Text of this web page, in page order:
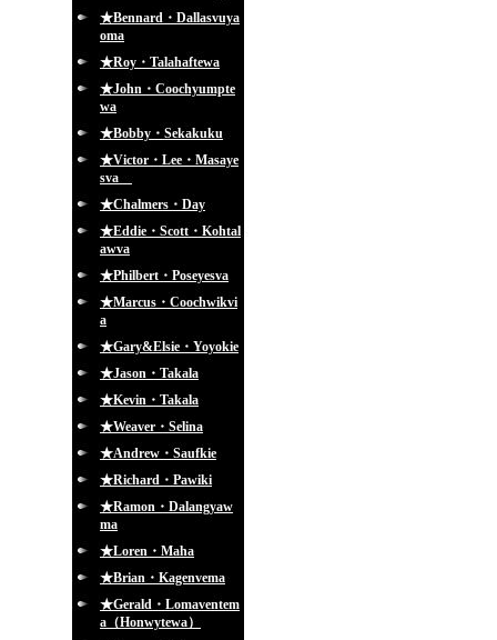
★Bennard・Dallasvuya
oma
★Roy・Talahaftewa
★John・Coochyumpte
wa
★Bobby・Sekakuku
★Victor・Lee・Masaye
sva
★Chalmers・Day
★Eddie・Scott・Kohtal
awva
★Philbert・Poseyesva
★Marcus・Coochwikvi
a
★Gary&Elsie・Yoyokie
★Jason・Takala
★Kevin・Takala
★Weaver・Selina
★Andrew・Saufkie
★Richard・Pawiki
★Ramon・Dalangyaw
ma
★Loren・Maha
★Brian・Kagenvema
★Gerald・Lomaventem
a（Honwytewa）